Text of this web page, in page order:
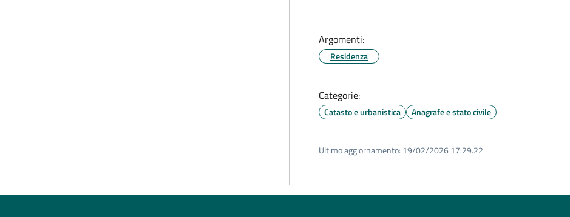
Argomenti:
Residenza
Categorie:
Catasto e urbanistica Anagrafe e stato civile
Ultimo aggiornamento: 19/02/2026 17:29.22